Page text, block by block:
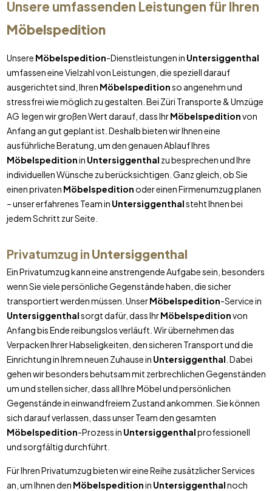
Unsere umfassenden Leistungen für Ihren
Möbelspedition
Unsere Möbelspedition-Dienstleistungen in Untersiggenthal
umfassen eine Vielzahl von Leistungen, die speziell darauf
ausgerichtet sind, Ihren Möbelspeditionso angenehm und
stressfrei wie möglich zu gestalten. Bei Züri Transporte & Umzüge
AG legen wir großen Wert darauf, dass IhrMöbelspeditionvon
Anfang an gut geplant ist. Deshalb bieten wir Ihnen eine
ausführliche Beratung, um den genauen Ablauf Ihres
Möbelspeditionin Untersiggenthal zu besprechen und Ihre
individuellen Wünsche zu berücksichtigen. Ganz gleich, ob Sie
einen privaten Möbelspeditionoder einen Firmenumzug planen
– unser erfahrenes Team in Untersiggenthalsteht Ihnen bei
jedem Schritt zur Seite.
Privatumzug in Untersiggenthal
Ein Privatumzug kann eine anstrengende Aufgabe sein, besonders
wenn Sie viele persönliche Gegenstände haben, die sicher
transportiert werden müssen. UnserMöbelspedition-Service in
Untersiggenthalsorgt dafür, dass IhrMöbelspeditionvon
Anfang bis Ende reibungslos verläuft. Wir übernehmen das
Verpacken Ihrer Habseligkeiten, den sicheren Transport und die
Einrichtung in Ihrem neuen Zuhause in Untersiggenthal . Dabei
gehen wir besonders behutsam mit zerbrechlichen Gegenständen
um und stellen sicher, dass all Ihre Möbel und persönlichen
Gegenstände in einwandfreiem Zustand ankommen. Sie können
sich darauf verlassen, dass unser Team den gesamten
Möbelspedition-Prozess in Untersiggenthalprofessionell
und sorgfältig durchführt.
Für Ihren Privatumzug bieten wir eine Reihe zusätzlicher Services
an, um Ihnen den Möbelspeditionin Untersiggenthalnoch